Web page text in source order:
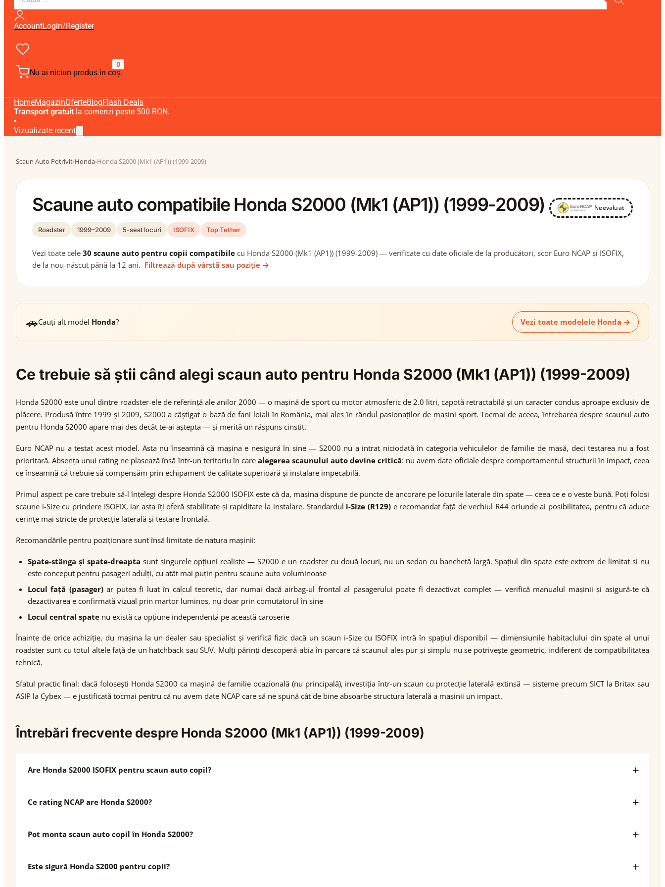
AccountLogin/Register
0
Nu ai niciun produs în coș.
HomeMagazinOferteBlogFlash Deals
Transport gratuit la comenzi peste 500 RON.
Vizualizate recent
Scaun Auto Potrivit›Honda›Honda S2000 (Mk1 (AP1)) (1999-2009)
Scaune auto compatibile Honda S2000 (Mk1 (AP1)) (1999-2009) Neevaluat
Roadster 1999–2009 5-seat locuri ISOFIX Top Tether
Vezi toate cele 30 scaune auto pentru copii compatibile cu Honda S2000 (Mk1 (AP1)) (1999-2009) — verificate cu date oficiale de la producători, scor Euro NCAP și ISOFIX,
de la nou-născut până la 12 ani. Filtrează după vârstă sau poziție →
🚗Cauți alt model Honda? Vezi toate modelele Honda →
Ce trebuie să știi când alegi scaun auto pentru Honda S2000 (Mk1 (AP1)) (1999-2009)
Honda S2000 este unul dintre roadster-ele de referință ale anilor 2000 — o mașină de sport cu motor atmosferic de 2.0 litri, capotă retractabilă și un caracter condus aproape exclusiv de
plăcere. Produsă între 1999 și 2009, S2000 a câștigat o bază de fani loiali în România, mai ales în rândul pasionaților de mașini sport. Tocmai de aceea, întrebarea despre scaunul auto
pentru Honda S2000 apare mai des decât te-ai aștepta — și merită un răspuns cinstit.
Euro NCAP nu a testat acest model. Asta nu înseamnă că mașina e nesigură în sine — S2000 nu a intrat niciodată în categoria vehiculelor de familie de masă, deci testarea nu a fost
prioritară. Absența unui rating ne plasează însă într-un teritoriu în care alegerea scaunului auto devine critică: nu avem date oficiale despre comportamentul structurii în impact, ceea
ce înseamnă că trebuie să compensăm prin echipament de calitate superioară și instalare impecabilă.
Primul aspect pe care trebuie să-l înțelegi despre Honda S2000 ISOFIX este că da, mașina dispune de puncte de ancorare pe locurile laterale din spate — ceea ce e o veste bună. Poți folosi
scaune i-Size cu prindere ISOFIX, iar asta îți oferă stabilitate și rapiditate la instalare. Standardul i-Size (R129)e recomandat față de vechiul R44 oriunde ai posibilitatea, pentru că aduce
cerințe mai stricte de protecție laterală și testare frontală.
Recomandările pentru poziționare sunt însă limitate de natura mașinii:
Spate-stânga și spate-dreapta sunt singurele opțiuni realiste — S2000 e un roadster cu două locuri, nu un sedan cu banchetă largă. Spațiul din spate este extrem de limitat și nu
este conceput pentru pasageri adulți, cu atât mai puțin pentru scaune auto voluminoase
Locul față (pasager)ar putea fi luat în calcul teoretic, dar numai dacă airbag-ul frontal al pasagerului poate fi dezactivat complet — verifică manualul mașinii și asigură-te că
dezactivarea e confirmată vizual prin martor luminos, nu doar prin comutatorul în sine
Locul central spate nu există ca opțiune independentă pe această caroserie
Înainte de orice achiziție, du mașina la un dealer sau specialist și verifică fizic dacă un scaun i-Size cu ISOFIX intră în spațiul disponibil — dimensiunile habitaclului din spate al unui
roadster sunt cu totul altele față de un hatchback sau SUV. Mulți părinți descoperă abia în parcare că scaunul ales pur și simplu nu se potrivește geometric, indiferent de compatibilitatea
tehnică.
Sfatul practic final: dacă folosești Honda S2000 ca mașină de familie ocazională (nu principală), investiția într-un scaun cu protecție laterală extinsă — sisteme precum SICT la Britax sau
ASIP la Cybex — e justificată tocmai pentru că nu avem date NCAP care să ne spună cât de bine absoarbe structura laterală a mașinii un impact.
Întrebări frecvente despre Honda S2000 (Mk1 (AP1)) (1999-2009)
Are Honda S2000 ISOFIX pentru scaun auto copil?
Ce rating NCAP are Honda S2000?
Pot monta scaun auto copil în Honda S2000?
Este sigură Honda S2000 pentru copii?